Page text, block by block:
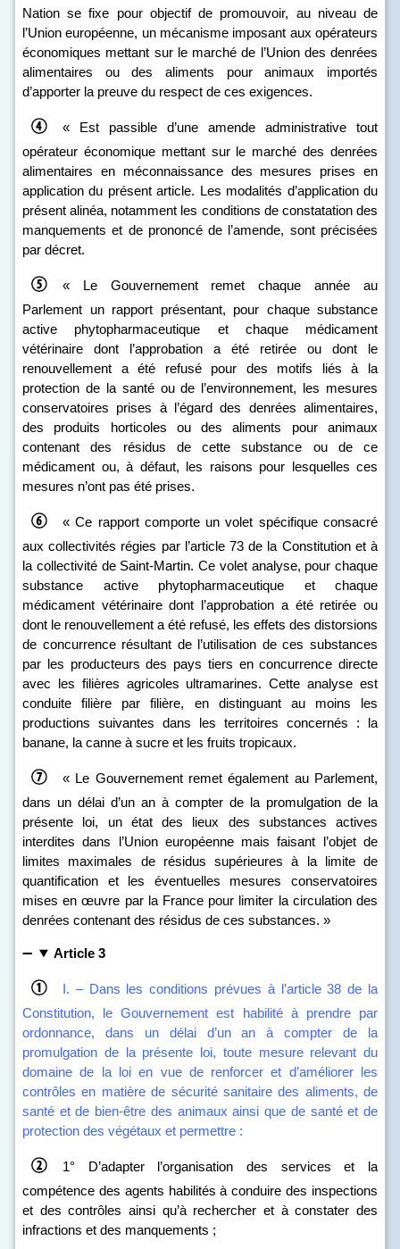
Nation se fixe pour objectif de promouvoir, au niveau de
l’Union européenne, un mécanisme imposant aux opérateurs
économiques mettant sur le marché de l’Union des denrées
alimentaires ou des aliments pour animaux importés
d’apporter la preuve du respect de ces exigences.
« Est passible d’une amende administrative tout
opérateur économique mettant sur le marché des denrées
alimentaires en méconnaissance des mesures prises en
application du présent article. Les modalités d’application du
présent alinéa, notamment les conditions de constatation des
manquements et de prononcé de l’amende, sont précisées
par décret.
« Le Gouvernement remet chaque année au
Parlement un rapport présentant, pour chaque substance
active phytopharmaceutique et chaque médicament
vétérinaire dont l’approbation a été retirée ou dont le
renouvellement a été refusé pour des motifs liés à la
protection de la santé ou de l’environnement, les mesures
conservatoires prises à l’égard des denrées alimentaires,
des produits horticoles ou des aliments pour animaux
contenant des résidus de cette substance ou de ce
médicament ou, à défaut, les raisons pour lesquelles ces
mesures n’ont pas été prises.
« Ce rapport comporte un volet spécifique consacré
aux collectivités régies par l’article 73 de la Constitution et à
la collectivité de Saint-Martin. Ce volet analyse, pour chaque
substance active phytopharmaceutique et chaque
médicament vétérinaire dont l’approbation a été retirée ou
dont le renouvellement a été refusé, les effets des distorsions
de concurrence résultant de l’utilisation de ces substances
par les producteurs des pays tiers en concurrence directe
avec les filières agricoles ultramarines. Cette analyse est
conduite filière par filière, en distinguant au moins les
productions suivantes dans les territoires concernés : la
banane, la canne à sucre et les fruits tropicaux.
« Le Gouvernement remet également au Parlement,
dans un délai d’un an à compter de la promulgation de la
présente loi, un état des lieux des substances actives
interdites dans l’Union européenne mais faisant l’objet de
limites maximales de résidus supérieures à la limite de
quantification et les éventuelles mesures conservatoires
mises en œuvre par la France pour limiter la circulation des
denrées contenant des résidus de ces substances. »
Article 3
I. – Dans les conditions prévues à l’article 38 de la
Constitution, le Gouvernement est habilité à prendre par
ordonnance, dans un délai d’un an à compter de la
promulgation de la présente loi, toute mesure relevant du
domaine de la loi en vue de renforcer et d’améliorer les
contrôles en matière de sécurité sanitaire des aliments, de
santé et de bien‑être des animaux ainsi que de santé et de
protection des végétaux et permettre :
1° D’adapter l’organisation des services et la
compétence des agents habilités à conduire des inspections
et des contrôles ainsi qu’à rechercher et à constater des
infractions et des manquements ;